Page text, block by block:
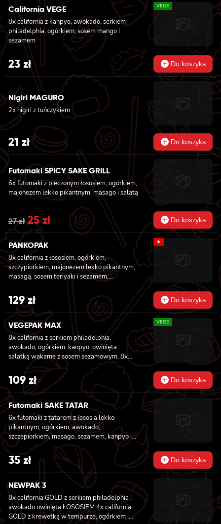
California VEGE
8x california z kanpyo, awokado, serkiem
philadelphia, ogórkiem, sosem mango i
sezamem
VEGE
23 zł Do koszyka
Nigiri MAGURO
2x nigiri z tuńczykiem
21 zł Do koszyka
Futomaki SPICY SAKE GRILL
6x futomaki z pieczonym łososiem, ogórkiem,
majonezem lekko pikantnym, masago i sałatą
27zł Original
price
was:
27 zł.
25zł Current
price
25 zł.
Do koszyka
PANKOPAK
8x california z łososiem, ogórkiem,
szczypiorkiem, majonezem lekko pikantnym,
masagą, sosem teriyaki i sezamem,
panierowane w chrupiącej panko, 8x
california z węgorzem , krewetką, imbirem,
majonezem lekko pikantnym, sosem teriyaki i
sezamem, panierowane w chrupiącej panko,
8x california z serkiem philadelphia,
węgorzem, ogórkiem, sosem teriyaki i
sezamem, panierowane w chrupiącej panko,
8x california z łososiem wędzonym,
ogórkiem, awokado, szczypiorkiem, sosem
teriyaki i sezamem, panierowane w
chrupiącej panko.
★
129zł Do koszyka
VEGEPAK MAX
8x california z serkiem philadelphia,
awokado, ogórkiem, kanpyo, owinięta
sałatką wakame z sosem sezamowym, 8x
california z serkiem philadelphia, awokado,
jabłkiem, owinięta opalonym cheddarem, z
sosem teriyaki, 8x california z serkiem
philadelphia i mango, owinięta awokado z
sosem teriyaki, 6x futomaki z batatem w
tempurze, serkiem philadelphia, ogórkiem,
kanpyo, sałatą, 6x futomaki z wędzonym
tofu, ogórkiem, oshinko i sałatą, 6x futomaki z
kanpyo i porem w tempurze, ogórkiem,
sałatą
VEGE
109 zł Do koszyka
Futomaki SAKE TATAR
6x futomaki z tatarem z łososia lekko
pikantnym, ogórkiem, awokado,
szczepiorkiem, masago, sezamem, kanpyo i
sałatą
35 zł Do koszyka
NEWPAK 3
8x california GOLD z serkiem philadelphia i
awokado owinięta ŁOSOSIEM
GOLD z krewetką w tempurze, ogórkiem i